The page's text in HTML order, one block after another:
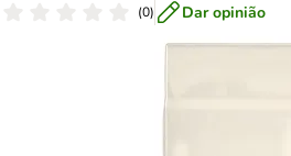
(0) Dar opinião